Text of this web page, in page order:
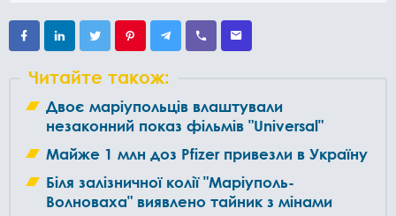
Читайте також:
Двоє маріупольців влаштували
незаконний показ фільмів "Universal"
Майже 1 млн доз Pfizer привезли в Україну
Біля залізничної колії "Маріуполь-
Волноваха" виявлено тайник з мінами